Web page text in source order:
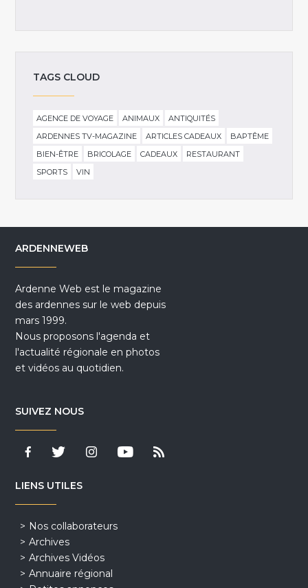
TAGS CLOUD
AGENCE DE VOYAGE ANIMAUX
ANTIQUITÉS
ARDENNES TV-MAGAZINE
ARTICLES CADEAUX
BAPTÊME
BIEN-ÊTRE
BRICOLAGE CADEAUX
RESTAURANT
SPORTS
VIN
ARDENNEWEB
Ardenne Web est le magazine
des ardennes sur le web depuis
mars 1999.
Nous proposons l'agenda et
l'actualité régionale en photos
et vidéos au quotidien.
SUIVEZ NOUS
LIENS UTILES
Nos collaborateurs
Archives
Archives Vidéos
Annuaire régional